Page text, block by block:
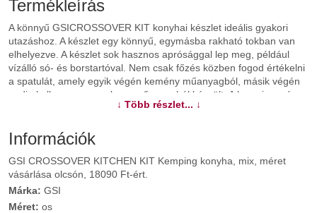
Termékleírás
A könnyű GSICROSSOVER KIT konyhai készlet ideális gyakori
utazáshoz. A készlet egy könnyű, egymásba rakható tokban van
elhelyezve. A készlet sok hasznos aprósággal lep meg, például
vízálló só- és borstartóval. Nem csak főzés közben fogod értékelni
a spatulát, amely egyik végén kemény műanyagból, másik végén
pedig kellemesen rugalmas műanyagból készült. A kempingezés
nem feltétlenül jelenti azt, hogy korlátozod magad. Ez a konyhai
↓ Több részlet... ↓
Információk
GSI CROSSOVER KITCHEN KIT Kemping konyha, mix, méret
vásárlása olcsón, 18090 Ft-ért.
Márka: GSI
Méret: os